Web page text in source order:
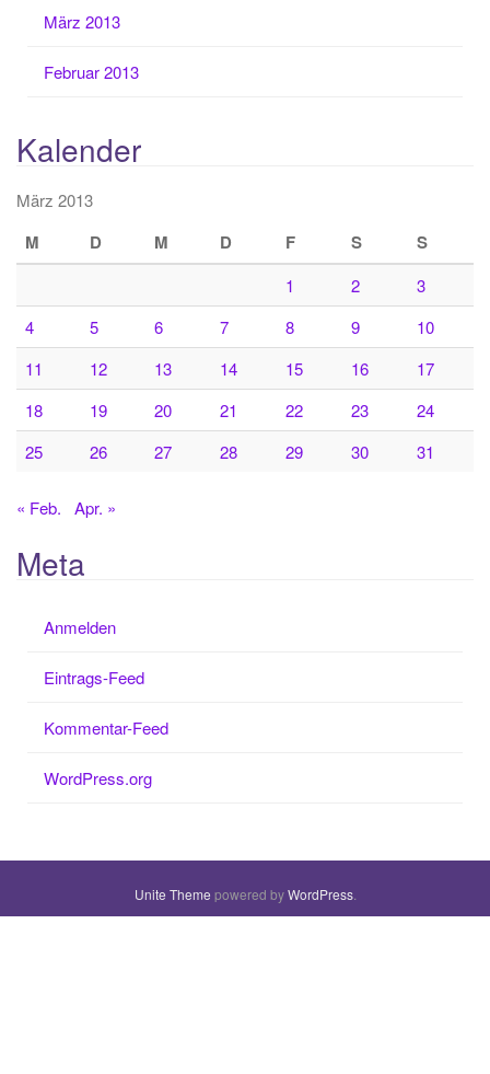
März 2013
Februar 2013
Kalender
März 2013
M D M D F S S
1 2
3
4
5 6 7 8 9
10
11
12 13 14 15 16
17
18
19 20 21 22 23
24
25
26 27 28 29 30 31
« Feb. Apr. »
Meta
Anmelden
Eintrags-Feed
Kommentar-Feed
WordPress.org
Unite Theme powered byWordPress.